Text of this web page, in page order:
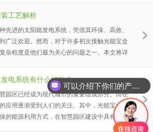
工艺解析
先进的太阳能发电系统，凭借其环保、高效、
广泛欢迎。然而，对于许多初次接触光能宝盒
杂程度是他们最为关心的问题之一。本文将详
电系统有什么好处？
园区已经成为现代城市的重要组成部分。而在
应用逐渐受到人们的关注。其中，光能宝盒发
的能源利用方式，在智慧园区建设中具有广泛
可以介绍下你们的产品么？